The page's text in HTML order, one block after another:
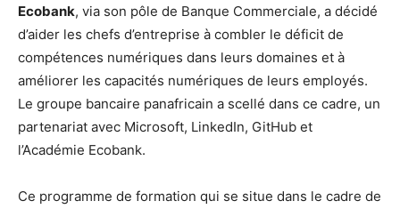
Ecobank, via son pôle de Banque Commerciale, a décidé
d’aider les chefs d’entreprise à combler le déficit de
compétences numériques dans leurs domaines et à
améliorer les capacités numériques de leurs employés.
Le groupe bancaire panafricain a scellé dans ce cadre, un
partenariat avec Microsoft, LinkedIn, GitHub et
l’Académie Ecobank.
Ce programme de formation qui se situe dans le cadre de